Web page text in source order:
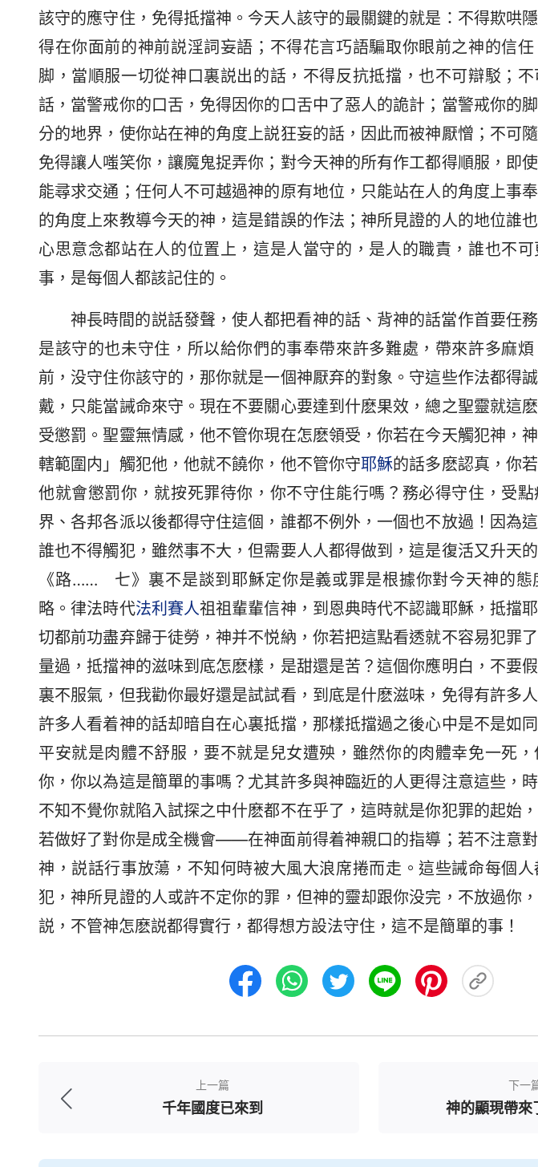
該守的應守住，免得抵擋神。今天人該守的最關鍵的就是：不得欺哄
得在你面前的神前説淫詞妄語；不得花言巧語騙取你眼前之神的信
脚，當順服一切從神口裏説出的話，不得反抗抵擋，也不可辯駁；
話，當警戒你的口舌，免得因你的口舌中了惡人的詭計；當警戒你的
分的地界，使你站在神的角度上説狂妄的話，因此而被神厭憎；不可
免得讓人嗤笑你，讓魔鬼捉弄你；對今天神的所有作工都得順服，即
能尋求交通；任何人不可越過神的原有地位，只能站在人的角度上事
的角度上來教導今天的神，這是錯誤的作法；神所見證的人的地位誰
心思意念都站在人的位置上，這是人當守的，是人的職責，誰也不
事，是每個人都該記住的。
神長時間的説話發聲，使人都把看神的話、背神的話當作首要任
是該守的也未守住，所以給你們的事奉帶來許多難處，帶來許多麻
前，没守住你該守的，那你就是一個神厭弃的對象。守這些作法都得
戴，只能當誡命來守。現在不要關心要達到什麽果效，總之聖靈就這
受懲罰。聖靈無情感，他不管你現在怎麽領受，你若在今天觸犯神，
轄範圍内」觸犯他，他就不饒你，他不管你守耶穌的話多麽認真，你
他就會懲罰你，就按死罪待你，你不守住能行嗎？務必得守住，受
界、各邦各派以後都得守住這個，誰都不例外，一個也不放過！因為
誰也不得觸犯，雖然事不大，但需要人人都得做到，這是復活又升天
《路…… 七》裏不是談到耶穌定你是義或罪是根據你對今天神的態
略。律法時代法利賽人祖祖輩輩信神，到恩典時代不認識耶穌，抵擋
切都前功盡弃歸于徒勞，神并不悦納，你若把這點看透就不容易犯罪
量過，抵擋神的滋味到底怎麽樣，是甜還是苦？這個你應明白，不要
裏不服氣，但我勸你最好還是試試看，到底是什麽滋味，免得有許多
許多人看着神的話却暗自在心裏抵擋，那樣抵擋過之後心中是不是如
平安就是肉體不舒服，要不就是兒女遭殃，雖然你的肉體幸免一死
你，你以為這是簡單的事嗎？尤其許多與神臨近的人更得注意這些，
不知不覺你就陷入試探之中什麽都不在乎了，這時就是你犯罪的起始
若做好了對你是成全機會——在神面前得着神親口的指導；若不注意
神，説話行事放蕩，不知何時被大風大浪席捲而走。這些誡命每個
犯，神所見證的人或許不定你的罪，但神的靈却跟你没完，不放過你
説，不管神怎麽説都得實行，都得想方設法守住，這不是簡單的事！
上一篇
千年國度已來到
下一
神的顯現帶來